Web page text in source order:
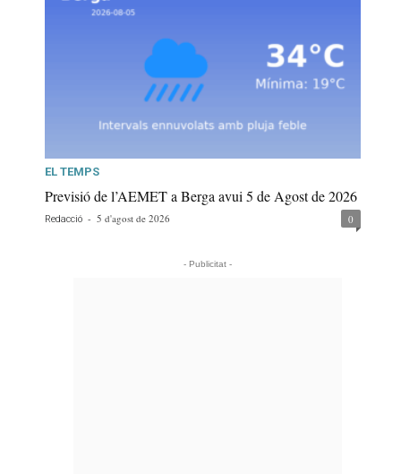
EL TEMPS
Previsió de l’AEMET a Berga avui 5 de Agost de 2026
Redacció - 5 d'agost de 2026 0
- Publicitat -